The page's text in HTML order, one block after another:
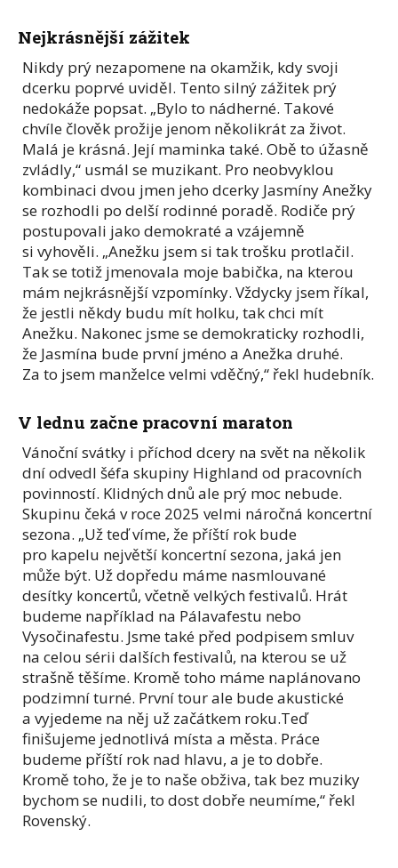
Nejkrásnější zážitek
Nikdy prý nezapomene na okamžik, kdy svoji
dcerku poprvé uviděl. Tento silný zážitek prý
nedokáže popsat. „Bylo to nádherné. Takové
chvíle člověk prožije jenom několikrát za život.
Malá je krásná. Její maminka také. Obě to úžasně
zvládly,“ usmál se muzikant. Pro neobvyklou
kombinaci dvou jmen jeho dcerky Jasmíny Anežky
se rozhodli po delší rodinné poradě. Rodiče prý
postupovali jako demokraté a vzájemně
si vyhověli. „Anežku jsem si tak trošku protlačil.
Tak se totiž jmenovala moje babička, na kterou
mám nejkrásnější vzpomínky. Vždycky jsem říkal,
že jestli někdy budu mít holku, tak chci mít
Anežku. Nakonec jsme se demokraticky rozhodli,
že Jasmína bude první jméno a Anežka druhé.
Za to jsem manželce velmi vděčný,“ řekl hudebník.
V lednu začne pracovní maraton
Vánoční svátky i příchod dcery na svět na několik
dní odvedl šéfa skupiny Highland od pracovních
povinností. Klidných dnů ale prý moc nebude.
Skupinu čeká v roce 2025 velmi náročná koncertní
sezona. „Už teď víme, že příští rok bude
pro kapelu největší koncertní sezona, jaká jen
může být. Už dopředu máme nasmlouvané
desítky koncertů, včetně velkých festivalů. Hrát
budeme například na Pálavafestu nebo
Vysočinafestu. Jsme také před podpisem smluv
na celou sérii dalších festivalů, na kterou se už
strašně těšíme. Kromě toho máme naplánovano
podzimní turné. První tour ale bude akustické
a vyjedeme na něj už začátkem roku.Teď
finišujeme jednotlivá místa a města. Práce
budeme příští rok nad hlavu, a je to dobře.
Kromě toho, že je to naše obživa, tak bez muziky
bychom se nudili, to dost dobře neumíme,“ řekl
Rovenský.